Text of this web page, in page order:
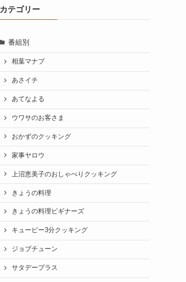
カテゴリー
番組別
相葉マナブ
あさイチ
あてなよる
ウワサのお客さま
おかずのクッキング
家事ヤロウ
上沼恵美子のおしゃべりクッキング
きょうの料理
きょうの料理ビギナーズ
キューピー3分クッキング
ジョブチューン
サタデープラス